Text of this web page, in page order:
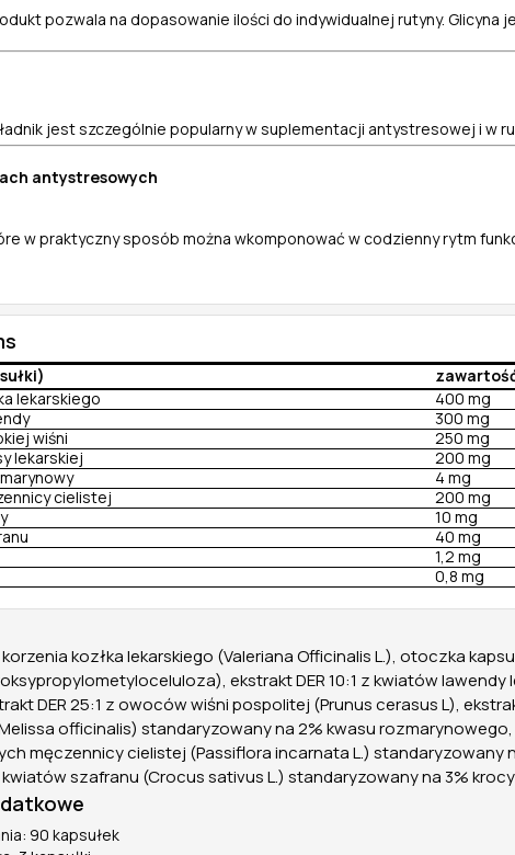
pozwala na dopasowanie ilości do indywidualnej rutyny.
jest szczególnie popularny w suplementacji antystresowej i w
antystresowych
w praktyczny sposób można wkomponować w codzienny rytm
lekarskiego
400 mg
300 mg
wiśni
250 mg
lekarskiej
200 mg
4 mg
cielistej
200 mg
10 mg
40 mg
1,2 mg
0,8 mg
korzenia kozłka lekarskiego (Valeriana Officinalis L.), otoczka
ekstrakt DER 10:1 z kwiatów lawendy
DER 25:1 z owoców wiśni pospolitej (Prunus cerasus L),
officinalis) standaryzowany na 2% kwasu rozmarynowego,
męczennicy cielistej (Passiflora incarnata L.) standaryzowany
kwiatów szafranu (Crocus sativus L.) standaryzowany na 3%
90 kapsułek